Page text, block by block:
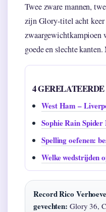
Twee zware mannen,
zijn Glory-titel acht keer
zwaargewichtkampioen
goede en slechte
4
West Ham –
Sophie Rain
Spelling oefenen:
Welke wedstrijden
Record Rico
gevechten: Glory 36,